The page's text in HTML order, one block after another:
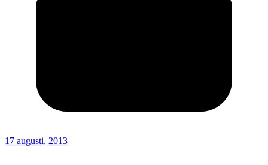
17 augusti, 2013